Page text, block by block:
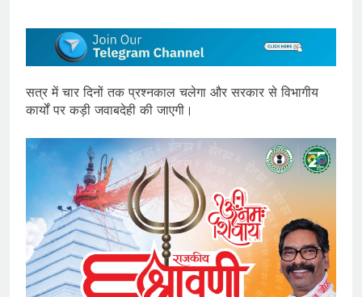
सत्र में चार दिनों तक प्रश्नकाल चलेगा और सरकार से विभागीय
कार्यों पर कड़ी जवाबदेही की जाएगी।